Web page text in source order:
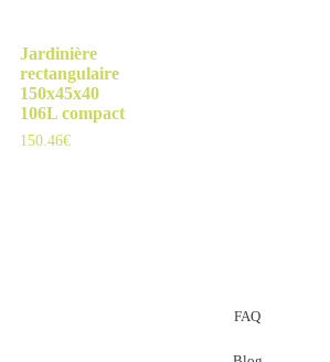
Jardinière
rectangulaire
150x45x40
106L compact
150.46€
FAQ